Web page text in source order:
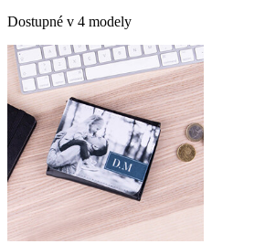
Dostupné v 4 modely